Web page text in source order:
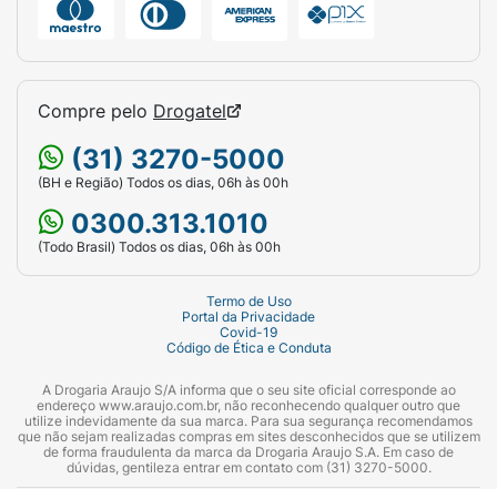
Compre pelo Drogatel
(31) 3270-5000
(BH e Região) Todos os dias, 06h às 00h
0300.313.1010
(Todo Brasil) Todos os dias, 06h às 00h
Termo de Uso
Portal da Privacidade
Covid-19
Código de Ética e Conduta
A Drogaria Araujo S/A informa que o seu site oficial corresponde ao
endereço www.araujo.com.br, não reconhecendo qualquer outro que
utilize indevidamente da sua marca. Para sua segurança recomendamos
que não sejam realizadas compras em sites desconhecidos que se utilizem
de forma fraudulenta da marca da Drogaria Araujo S.A. Em caso de
dúvidas, gentileza entrar em contato com (31) 3270-5000.